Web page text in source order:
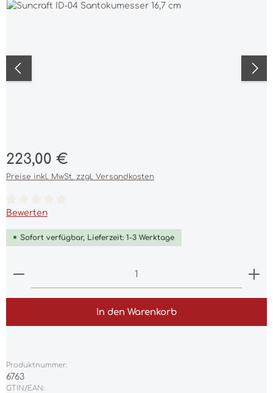
Bildergalerie überspringen
Regulärer Preis:
223,00 €
Preise inkl. MwSt. zzgl. Versandkosten
Durchschnittliche Bewertung von 0 von 5 Sternen
Bewerten
Sofort verfügbar, Lieferzeit: 1-3 Werktage
Produkt Anzahl: Gib den gewünschten Wert
In den Warenkorb
Produktnummer:
6763
GTIN/EAN: